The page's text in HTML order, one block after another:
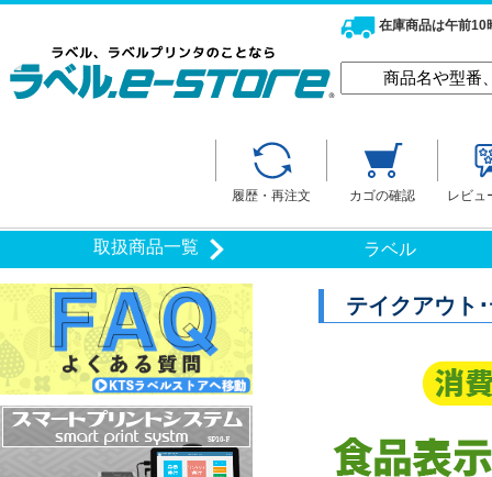
在庫商品は午前10
履歴・再注文 カゴの確認 レビュ
取扱商品一覧 ラベル
テイクアウト